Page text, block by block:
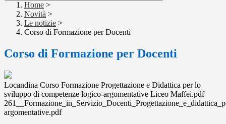
Home >
Novità >
Le notizie >
Corso di Formazione per Docenti
Corso di Formazione per Docenti
Locandina Corso Formazione Progettazione e Didattica per lo
sviluppo di competenze logico-argomentative Liceo Maffei.pdf
argomentative.pdf